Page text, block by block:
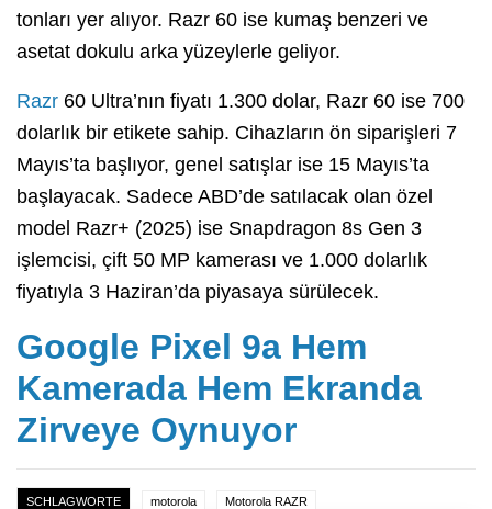
tonları yer alıyor. Razr 60 ise kumaş benzeri ve
asetat dokulu arka yüzeylerle geliyor.
Razr 60 Ultra’nın fiyatı 1.300 dolar, Razr 60 ise 700
dolarlık bir etikete sahip. Cihazların ön siparişleri 7
Mayıs’ta başlıyor, genel satışlar ise 15 Mayıs’ta
başlayacak. Sadece ABD’de satılacak olan özel
model Razr+ (2025) ise Snapdragon 8s Gen 3
işlemcisi, çift 50 MP kamerası ve 1.000 dolarlık
fiyatıyla 3 Haziran’da piyasaya sürülecek.
Google Pixel 9a Hem
Kamerada Hem Ekranda
Zirveye Oynuyor
SCHLAGWORTE motorola Motorola RAZR